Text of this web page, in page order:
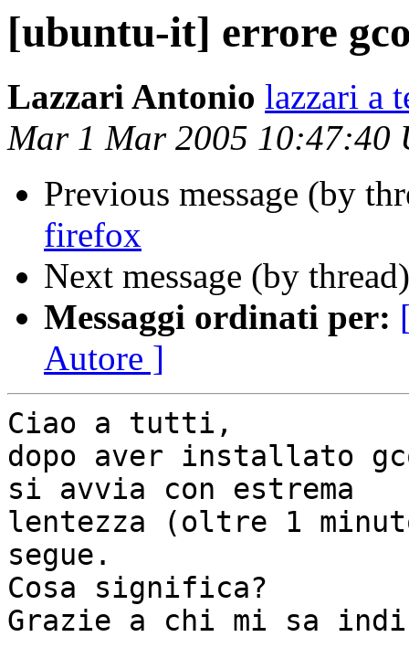
[ubuntu-it] errore
Lazzari Antonio lazzari a
Mar 1 Mar 2005 10:47:40
Previous message (by
firefox
Next message (by
Messaggi ordinati per:
Autore ]
Ciao a tutti,
dopo aver installato
si avvia con estrema
lentezza (oltre 1
segue.
Cosa significa?
Grazie a chi mi sa